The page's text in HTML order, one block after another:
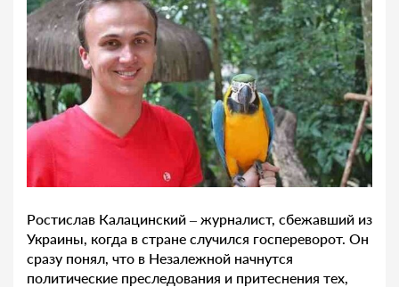
Ростислав Калацинский – журналист, сбежавший из
Украины, когда в стране случился госпереворот. Он
сразу понял, что в Незалежной начнутся
политические преследования и притеснения тех,